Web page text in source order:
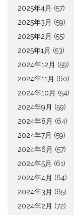
2025年4月 (57)
2025年3月 (59)
2025年2月 (55)
2025年1月 (53)
2024年12月 (59)
2024年11月 (60)
2024年10月 (54)
2024年9月 (59)
2024年8月 (64)
2024年7月 (59)
2024年6月 (57)
2024年5月 (61)
2024年4月 (64)
2024年3月 (65)
2024年2月 (72)